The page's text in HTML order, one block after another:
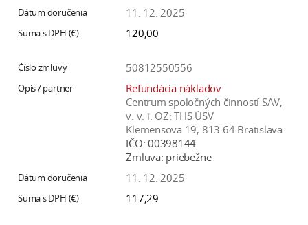
11. 12. 2025
120,00
50812550556
Refundácia nákladov
Centrum spoločných činností SAV,
v. v. i. OZ: THS ÚSV
Klemensova 19, 813 64 Bratislava
IČO: 00398144
Zmluva: priebežne
11. 12. 2025
117,29